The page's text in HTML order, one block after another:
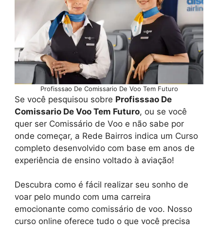
Profisssao De Comissario De Voo Tem Futuro
Se você pesquisou sobre Profisssao De
Comissario De Voo Tem Futuro, ou se você
quer ser Comissário de Voo e não sabe por
onde começar, a Rede Bairros indica um Curso
completo desenvolvido com base em anos de
experiência de ensino voltado à aviação!
Descubra como é fácil realizar seu sonho de
voar pelo mundo com uma carreira
emocionante como comissário de voo. Nosso
curso online oferece tudo o que você precisa